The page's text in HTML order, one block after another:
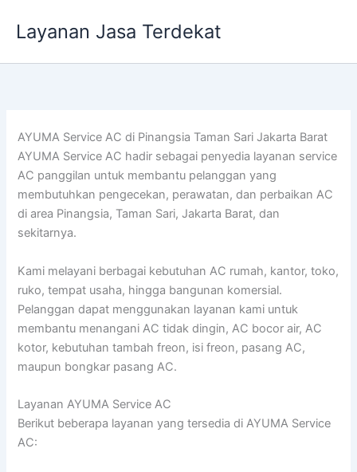
Layanan Jasa Terdekat
AYUMA Service AC di Pinangsia Taman Sari Jakarta Barat
AYUMA Service AC hadir sebagai penyedia layanan service
AC panggilan untuk membantu pelanggan yang
membutuhkan pengecekan, perawatan, dan perbaikan AC
di area Pinangsia, Taman Sari, Jakarta Barat, dan
sekitarnya.
Kami melayani berbagai kebutuhan AC rumah, kantor, toko,
ruko, tempat usaha, hingga bangunan komersial.
Pelanggan dapat menggunakan layanan kami untuk
membantu menangani AC tidak dingin, AC bocor air, AC
kotor, kebutuhan tambah freon, isi freon, pasang AC,
maupun bongkar pasang AC.
Layanan AYUMA Service AC
Berikut beberapa layanan yang tersedia di AYUMA Service
AC: